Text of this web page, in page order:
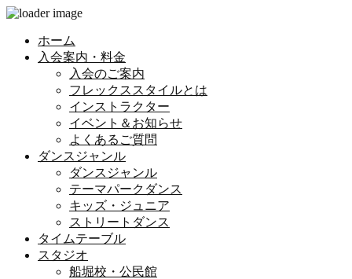
ホーム
入会案内・料金
入会のご案内
フレックススタイルとは
インストラクター
イベント＆お知らせ
よくあるご質問
ダンスジャンル
ダンスジャンル
テーマパークダンス
キッズ・ジュニア
ストリートダンス
タイムテーブル
スタジオ
船堀校・公民館